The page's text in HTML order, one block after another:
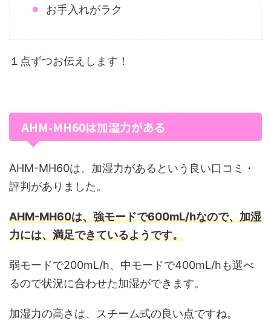
お手入れがラク
１点ずつお伝えします！
AHM-MH60は加湿力がある
AHM-MH60は、加湿力があるという良い口コミ・
評判がありました。
AHM-MH60は、強モードで600mL/hなので、加湿
力には、満足できているようです。
弱モードで200mL/h、中モードで400mL/hも選べ
るので状況に合わせた加湿ができます。
加湿力の高さは、スチーム式の良い点ですね。